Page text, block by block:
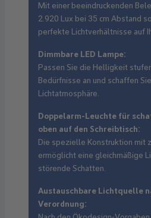
Mit einer beeindruckenden
2.920 Lux bei 35 cm Abstand
perfekte Lichtverhältnisse auf
Dimmbare LED Lampe:
Passen Sie die Helligkeit
Bedürfnisse an und schaffen
Lichtatmosphäre.
Doppelarm-Leuchte für
oben auf den Schreibtisch:
Die spezielle Konstruktion mit
ermöglicht eine gleichmäßige
störende Schatten.
Austauschbare Lichtquelle
Verordnung: